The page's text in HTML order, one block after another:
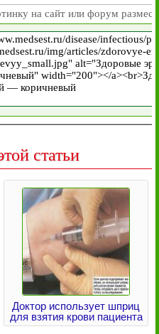
на сайт или форум
статьи
Доктор использует шприц
для взятия крови пациента